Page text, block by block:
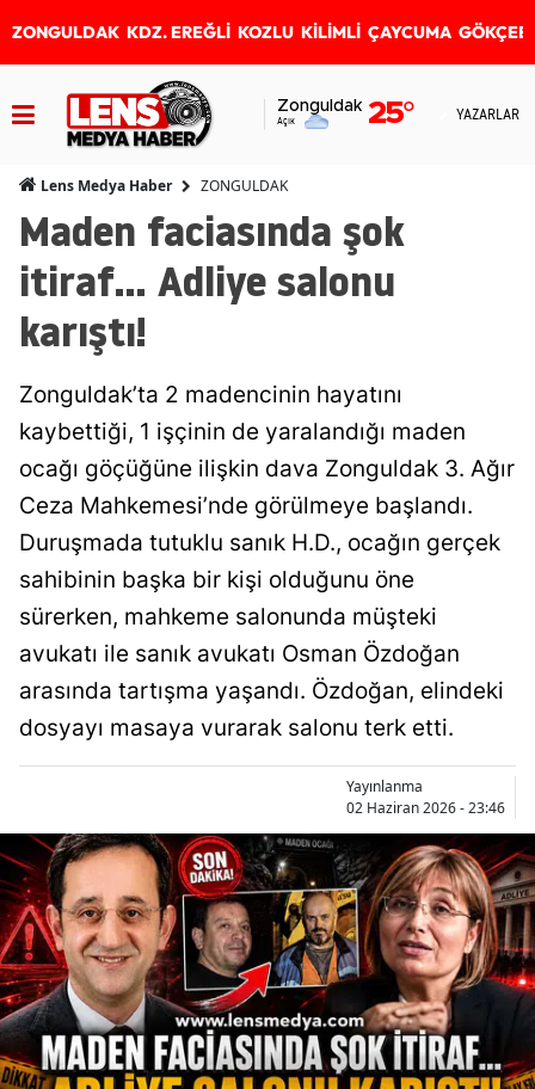
ZONGULDAK KDZ. EREĞLİ KOZLU KİLİMLİ ÇAYCUMA
Zonguldak
Açık 25° YAZARLAR
Lens Medya Haber ZONGULDAK
Maden faciasında şok
itiraf... Adliye salonu
karıştı!
Zonguldak’ta 2 madencinin hayatını
kaybettiği, 1 işçinin de yaralandığı maden
ocağı göçüğüne ilişkin dava Zonguldak 3. Ağır
Ceza Mahkemesi’nde görülmeye başlandı.
Duruşmada tutuklu sanık H.D., ocağın gerçek
sahibinin başka bir kişi olduğunu öne
sürerken, mahkeme salonunda müşteki
avukatı ile sanık avukatı Osman Özdoğan
arasında tartışma yaşandı. Özdoğan, elindeki
dosyayı masaya vurarak salonu terk etti.
Yayınlanma
02 Haziran 2026 - 23:46